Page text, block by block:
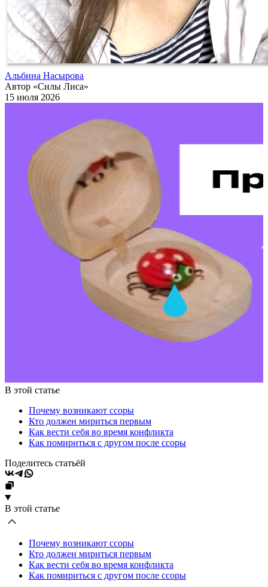
Альбина Насырова
Автор «Силы Лиса»
15 июля 2026
В этой статье
Почему возникают ссоры
Кто должен мириться первым
Как вести себя во время конфликта
Как помириться с другом после ссоры
Поделитесь статьёй
В этой статье
Почему возникают ссоры
Кто должен мириться первым
Как вести себя во время конфликта
Как помириться с другом после ссоры